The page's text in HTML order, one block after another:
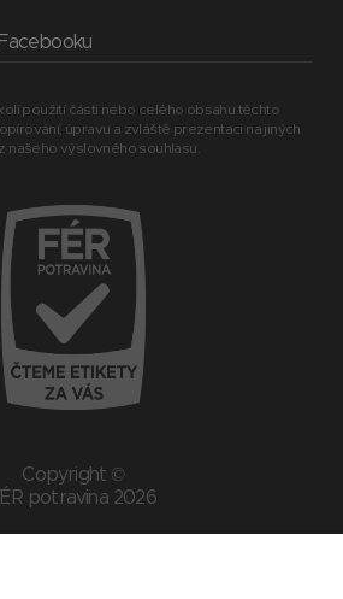
použití části nebo celého obsahu těchto
úpravu a zvláště prezentaci na jiných
našeho výslovného souhlasu.
Copyright ©
potravina 2026